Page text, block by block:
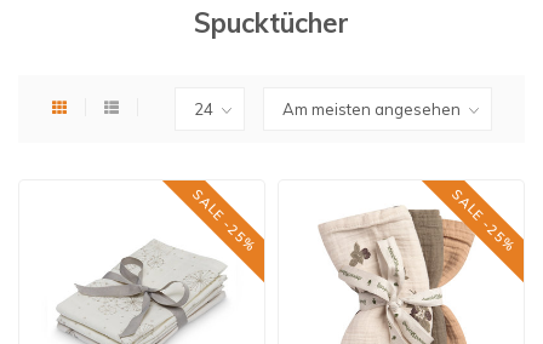
Spucktücher
SALE -25% SALE -25%